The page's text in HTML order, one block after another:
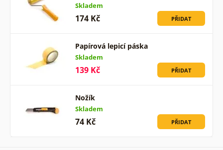
Skladem
174 Kč PŘIDAT
Papírová lepicí páska
Skladem
139 Kč PŘIDAT
Nožík
Skladem
74 Kč PŘIDAT